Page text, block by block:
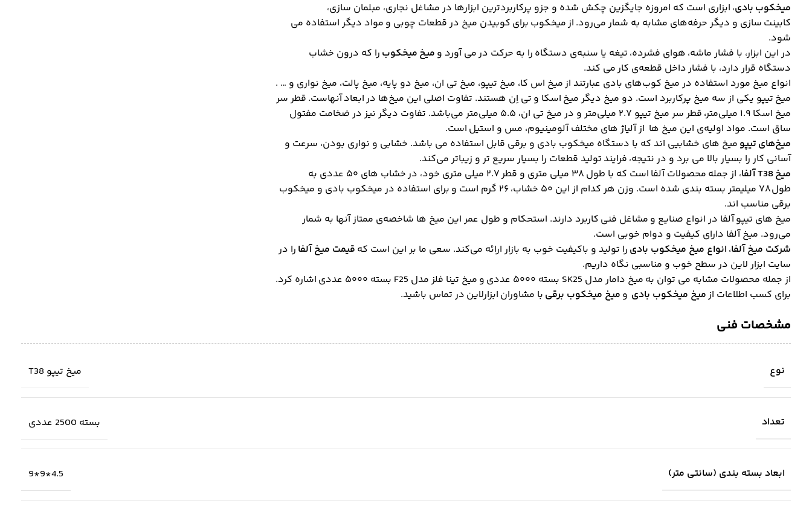
میخکوب بادی، ابزاری است که امروزه جایگزین چکش شده و جزو پرکاربردترین ابزارها در مشاغل نجاری، مبلمان سازی،
کابینت سازی و دیگر حرفه‌های مشابه به شمار می‌رود. از میخکوب برای کوبیدن میخ در قطعات چوبی و مواد دیگر استفاده می
شود.
در این ابزار، با فشار ماشه، هوای فشرده، تیغه یا سنبه‌ی دستگاه را به حرکت در می آورد و میخ میخکوب را که درون خشاب
دستگاه قرار دارد، با فشار داخل قطعه‌ی کار می کند.
انواع میخ مورد استفاده در میخ کوب‌های بادی عبارتند از میخ اس کا، میخ تیپو، میخ تی ان، میخ دو پایه، میخ پالت، میخ نواری و … .
میخ تیپو یکی از سه میخ پرکاربرد است. دو میخ دیگر میخ اسکا و تی اِن هستند. تفاوت اصلی این میخ‌ها در ابعاد آنهاست. قطر سر
میخ اسکا ۱.۹ میلی‌متر، قطر سر میخ تیپو ۲.۷ میلی‌متر و در میخ تی ان، ۵.۵ میلی‌متر می‌باشد. تفاوت دیگر نیز در ضخامت مفتول
ساق است. مواد اولیه‌ی این میخ ها از آلیاژ های مختلف آلومینیوم، مس و استیل است.
میخ‌های تیپو میخ های خشابیی اند که با دستگاه میخکوب بادی و برقی قابل استفاده می باشد. خشابی و نواری بودن، سرعت و
آسانی کار را بسیار بالا می برد و در نتیجه، فرایند تولید قطعات را بسیار سریع تر و زیباتر می‌کند.
میخ T38 آلفا
، از جمله محصولات آلفا
است که با طول ۳۸ میلی متری و قطر ۲.۷ میلی متری خود، در خشاب های ۵۰ عددی به
طول ۷۸ میلیمتر بسته بندی شده است. وزن هر کدام از این ۵۰ خشاب، ۲۶ گرم است و برای استفاده در میخکوب‌ بادی و میخکوب
برقی مناسب اند.
میخ های تیپو آلفا در انواع صنایع و مشاغل فنی کاربرد دارند. استحکام و طول عمر این میخ ها شاخصه‌ی ممتاز آنها به شمار
می‌رود. میخ آلفا دارای کیفیت و دوام خوبی است.
شرکت میخ آلفا، انواع میخ‌ میخکوب بادی را تولید و باکیفیت خوب به بازار ارائه می‌کند. سعی ما بر این است که قیمت میخ آلفا را در
سایت ابزار لاین در سطح خوب و مناسبی نگاه داریم.
از جمله محصولات مشابه می توان به میخ دامار مدل SK25 بسته ۵۰۰۰ عددی و میخ تینا فلز مدل F25 بسته ۵۰۰۰ عددی اشاره کرد.
برای کسب اطلاعات ازمیخ میخکوب بادی و میخ میخکوب برقی با مشاوران ابزارلاین در تماس باشید.
مشخصات فنی
نوع میخ تیپو T38
تعداد بسته 2500 عددی
ابعاد بسته بندی (سانتی متر) 4.5*9*9